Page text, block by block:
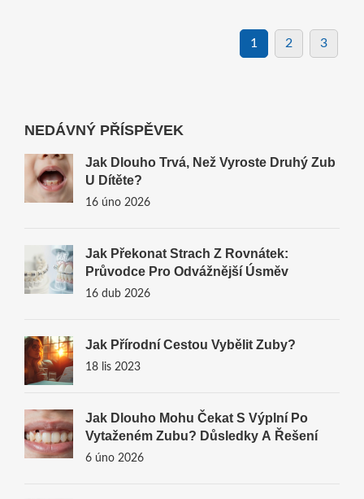
1 2 3
NEDÁVNÝ PŘÍSPĚVEK
Jak Dlouho Trvá, Než Vyroste Druhý Zub
U Dítěte?
16 úno 2026
Jak Překonat Strach Z Rovnátek:
Průvodce Pro Odvážnější Úsměv
16 dub 2026
Jak Přírodní Cestou Vybělit Zuby?
18 lis 2023
Jak Dlouho Mohu Čekat S Výplní Po
Vytaženém Zubu? Důsledky A Řešení
6 úno 2026